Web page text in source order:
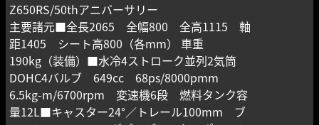
Z650RS/50thアニバーサリー
主要諸元■全長2065 全幅800 全高1115 軸
距1405 シート高800（各mm） 車重
190kg（装備）■水冷4ストローク並列2気筒
DOHC4バルブ 649cc 68ps/8000pmm
6.5kg-m/6700rpm 変速機6段 燃料タンク容
量12L■キャスター24°／トレール100mm ブ